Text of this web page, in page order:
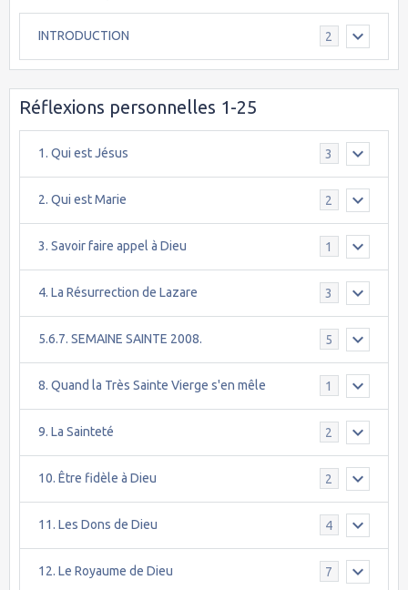
INTRODUCTION 2
Réflexions personnelles 1-25
1. Qui est Jésus 3
2. Qui est Marie 2
3. Savoir faire appel à Dieu 1
4. La Résurrection de Lazare 3
5.6.7. SEMAINE SAINTE 2008. 5
8. Quand la Très Sainte Vierge s'en mêle 1
9. La Sainteté 2
10. Être fidèle à Dieu 2
11. Les Dons de Dieu 4
12. Le Royaume de Dieu 7